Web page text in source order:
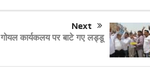
Next
कार्यकलय पर बाटे गए लड्डू